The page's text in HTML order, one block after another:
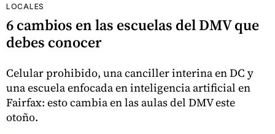
LOCALES
6 cambios en las escuelas del DMV que
debes conocer
Celular prohibido, una canciller interina en DC y
una escuela enfocada en inteligencia artificial en
Fairfax: esto cambia en las aulas del DMV este
otoño.